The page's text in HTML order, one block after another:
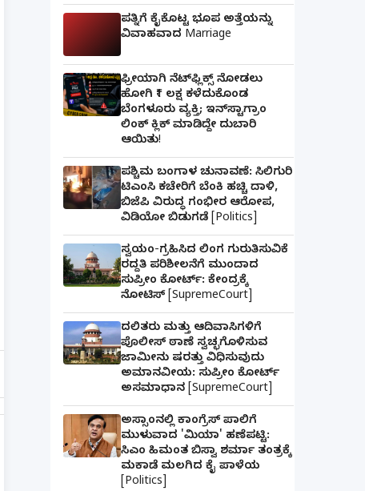
ಪತ್ನಿಗೆ ಕೈಕೊಟ್ಟ ಭೂಪ ಅತ್ತೆಯನ್ನು
ವಿವಾಹವಾದ Marriage
ಫ್ರೀಯಾಗಿ ನೆಟ್‌ಫ್ಲಿಕ್ಸ್ ನೋಡಲು
ಹೋಗಿ ₹1 ಲಕ್ಷ ಕಳೆದುಕೊಂಡ
ಬೆಂಗಳೂರು ವ್ಯಕ್ತಿ; ಇನ್‌ಸ್ಟಾಗ್ರಾಂ
ಲಿಂಕ್ ಕ್ಲಿಕ್ ಮಾಡಿದ್ದೇ ದುಬಾರಿ
ಆಯಿತು!
ಪಶ್ಚಿಮ ಬಂಗಾಳ ಚುನಾವಣೆ: ಸಿಲಿಗುರಿ
ಟಿಎಂಸಿ ಕಚೇರಿಗೆ ಬೆಂಕಿ ಹಚ್ಚಿ ದಾಳಿ,
ಬಿಜೆಪಿ ವಿರುದ್ಧ ಗಂಭೀರ ಆರೋಪ,
ವಿಡಿಯೋ ಬಿಡುಗಡೆ [Politics]
ಸ್ವಯಂ-ಗ್ರಹಿಸಿದ ಲಿಂಗ ಗುರುತಿಸುವಿಕೆ
ರದ್ದತಿ ಪರಿಶೀಲನೆಗೆ ಮುಂದಾದ
ಸುಪ್ರೀಂ ಕೋರ್ಟ್: ಕೇಂದ್ರಕ್ಕೆ
ನೋಟಿಸ್ [SupremeCourt]
ದಲಿತರು ಮತ್ತು ಆದಿವಾಸಿಗಳಿಗೆ
ಪೊಲೀಸ್ ಠಾಣೆ ಸ್ವಚ್ಛಗೊಳಿಸುವ
ಜಾಮೀನು ಷರತ್ತು ವಿಧಿಸುವುದು
ಅಮಾನವೀಯ: ಸುಪ್ರೀಂ ಕೋರ್ಟ್
ಅಸಮಾಧಾನ [SupremeCourt]
ಅಸ್ಸಾಂನಲ್ಲಿ ಕಾಂಗ್ರೆಸ್ ಪಾಲಿಗೆ
ಮುಳುವಾದ 'ಮಿಯಾ' ಹಣೆಪಟ್ಟಿ:
ಸಿಎಂ ಹಿಮಂತ ಬಿಸ್ವಾ ಶರ್ಮಾ ತಂತ್ರಕ್ಕೆ
ಮಕಾಡೆ ಮಲಗಿದ ಕೈ ಪಾಳೆಯ
[Politics]